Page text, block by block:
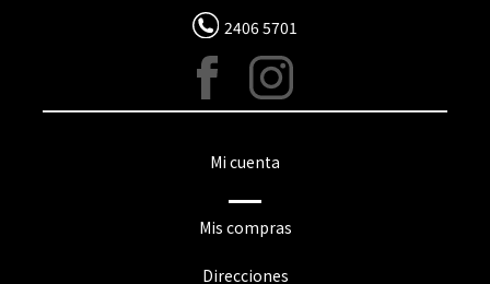
2406 5701
Mi cuenta
Mis compras
Direcciones